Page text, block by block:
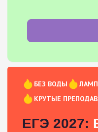
БЕЗ ВОДЫ
КРУТЫЕ
ЕГЭ 2027: